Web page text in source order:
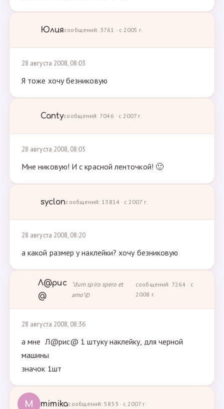
Юлиясообщений: 3761 · с 2005 г.
28 августа 2008, 08:03
Я тоже хочу безниковую
Cantyсообщений: 7046 · с 2007 г.
28 августа 2008, 08:05
Мне никовую! И с красной ленточкой! 🙂
syclonсообщений: 13814 · с 2007 г.
28 августа 2008, 08:20
а какой размер у наклейки? хочу безниковую
Л@рис
@
"dum spiro spero et
amo"©
сообщений: 7264 · с
2008 г.
28 августа 2008, 08:36
а мне Л@рис@ 1 штуку наклейку, для черной
машины
значок 1шт
M mimikaсообщений: 5853 · с 2007 г.